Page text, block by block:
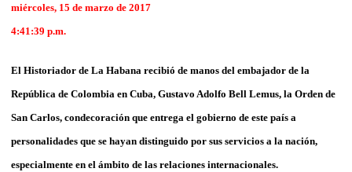
miércoles, 15 de marzo de 2017
4:41:39 p.m.
El Historiador de La Habana recibió de manos del embajador de la
República de Colombia en Cuba, Gustavo Adolfo Bell Lemus, la Orden de
San Carlos, condecoración que entrega el gobierno de este país a
personalidades que se hayan distinguido por sus servicios a la nación,
especialmente en el ámbito de las relaciones internacionales.